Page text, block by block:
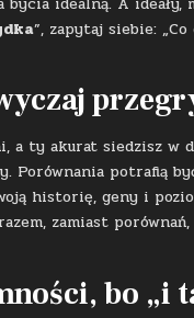
”, zapytaj siebie:
ty akurat siedzisz w
Porównania potrafią
historię, geny i
zamiast
bo „i